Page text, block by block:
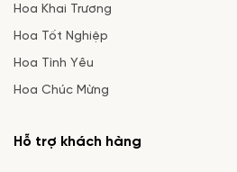
Hoa Khai Trương
Hoa Tốt Nghiệp
Hoa Tình Yêu
Hoa Chúc Mừng
Hỗ trợ khách hàng